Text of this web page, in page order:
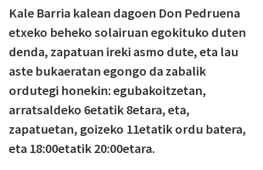
Kale Barria kalean dagoen Don Pedruena
etxeko beheko solairuan egokituko duten
denda, zapatuan ireki asmo dute, eta lau
aste bukaeratan egongo da zabalik
ordutegi honekin: egubakoitzetan,
arratsaldeko 6etatik 8etara, eta,
zapatuetan, goizeko 11etatik ordu batera,
eta 18:00etatik 20:00etara.